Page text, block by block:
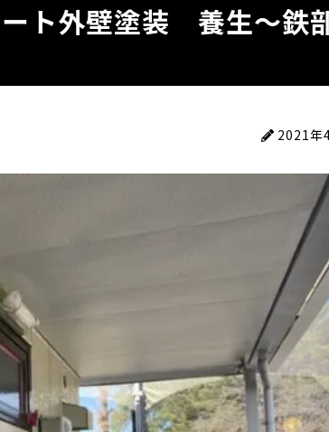
ト外壁塗装 養生〜鉄
2021年